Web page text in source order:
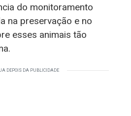
do monitoramento
na preservação e no
esses animais tão
DEPOIS DA PUBLICIDADE